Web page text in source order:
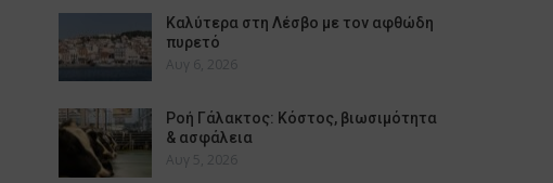
Καλύτερα στη Λέσβο με τον αφθώδη
πυρετό
Αυγ 6, 2026
Ροή Γάλακτος: Κόστος, βιωσιμότητα
& ασφάλεια
Αυγ 5, 2026